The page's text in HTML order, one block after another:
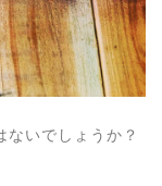
いでしょうか？